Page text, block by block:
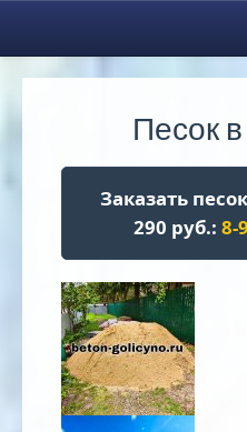
Песок
Заказать
290 руб.: 8-